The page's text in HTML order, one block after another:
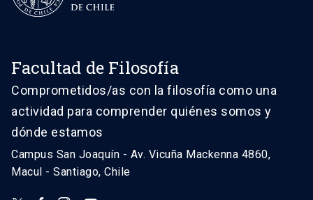
Facultad de Filosofía
Comprometidos/as con la filosofía como una
actividad para comprender quiénes somos y
dónde estamos
Campus San Joaquín - Av. Vicuña Mackenna 4860,
Macul - Santiago, Chile